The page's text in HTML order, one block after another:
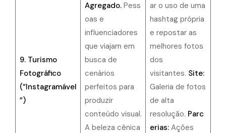
9. Turismo
Fotográfico
(“Instagramável
”)
Agregado.Pess
oas e
influenciadores
que viajam em
busca de
cenários
perfeitos para
produzir
conteúdo visual.
A beleza cênica
ar o uso de uma
hashtag própria
e repostar as
melhores fotos
dos
visitantes. Site:
Galeria de fotos
de alta
resolução. Parc
erias:Ações